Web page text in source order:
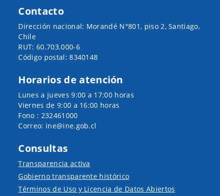
Contacto
Dirección nacional: Morandé N°801, piso 2, Santiago,
Chile
RUT: 60.703.000-6
Código postal: 8340148
Horarios de atención
Lunes a jueves 9:00 a 17:00 horas
Viernes de 9:00 a 16:00 horas
Fono : 232461000
Correo: ine@ine.gob.cl
Consultas
Transparencia activa
Gobierno transparente histórico
Términos de Uso y Licencia de Datos Abiertos